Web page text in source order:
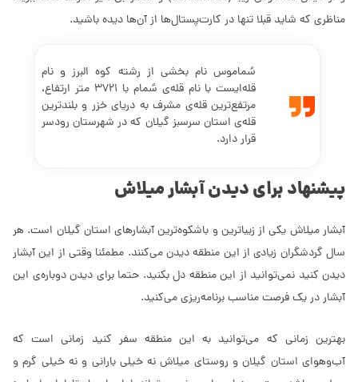
مناظری که شاید قبلا تنها در کارت‌پستال‌ها از آن‌ها دیده باشید.
سُماموس نام بخشی از رشته کوه البرز و نام
قله‌ایست با نام قله‌ی سُمام با 3721 متر ارتفاع،
مرتفع‌ترین قله­‌ی مشرف به دریای خزر و بلندترین
قله­‌ی استان سرسبز گیلان که در شهرستان رودسر
قرار دارد.
پیشنهاد برای دیدن آبشار میلاش
آبشار میلاش یکی از زیباترین و باشکوه‌ترین آبشارهای استان گیلان است. هر
سال گردشگران زیادی از این منطقه دیدن می‌کنند. مطمئنا وقتی از این آبشار
دیدن کنید نمی‌توانید از این منطقه دل بکنید. حتما برای دیدن دوباره‌ی این
آبشار در یک فرصت مناسب برنامه‌ریزی می­‌کنید.
بهترین زمانی که می‌توانید به این منطقه سفر کنید زمانی است که
آب‌وهوای استان گیلان و روستای میلاش نه خیلی بارانی و نه خیلی گرم و